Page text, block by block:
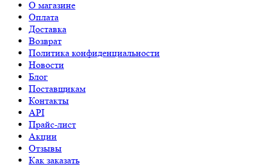
О магазине
Оплата
Доставка
Возврат
Политика конфиденциальности
Новости
Блог
Поставщикам
Контакты
API
Прайс-лист
Акции
Отзывы
Как заказать